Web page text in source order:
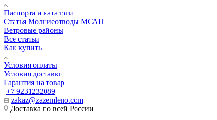
Паспорта и каталоги
Статья Молниеотводы МСАП
Ветровые районы
Все статьи
Как купить
Условия оплаты
Условия доставки
Гарантия на товар
+7 9231232089
zakaz@zazemleno.com
Доставка по всей России